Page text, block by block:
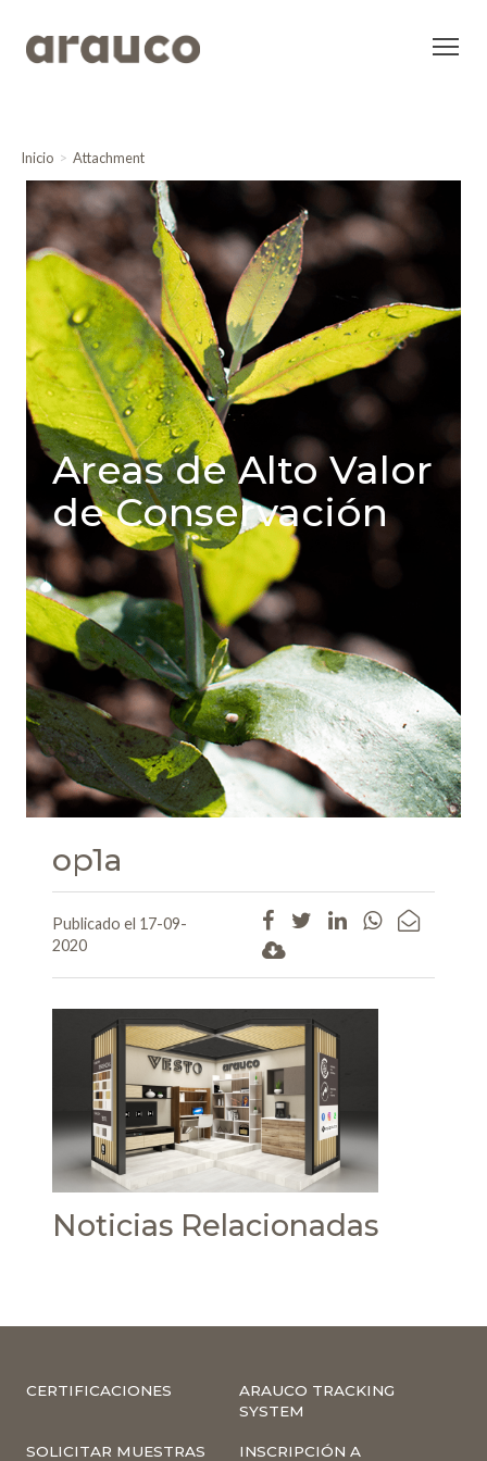
Inicio Attachment
Areas de Alto Valor
de Conservación
op1a
Publicado el 17-09-
2020
Noticias Relacionadas
CERTIFICACIONES
ARAUCO TRACKING
SYSTEM
SOLICITAR MUESTRAS INSCRIPCIÓN A